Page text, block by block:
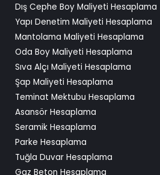
Dış Cephe Boy Maliyeti Hesaplama
Yapı Denetim Maliyeti Hesaplama
Mantolama Maliyeti Hesaplama
Oda Boy Maliyeti Hesaplama
Sıva Alçı Maliyeti Hesaplama
Şap Maliyeti Hesaplama
Teminat Mektubu Hesaplama
Asansör Hesaplama
Seramik Hesaplama
Parke Hesaplama
Tuğla Duvar Hesaplama
Gaz Beton Hesaplama